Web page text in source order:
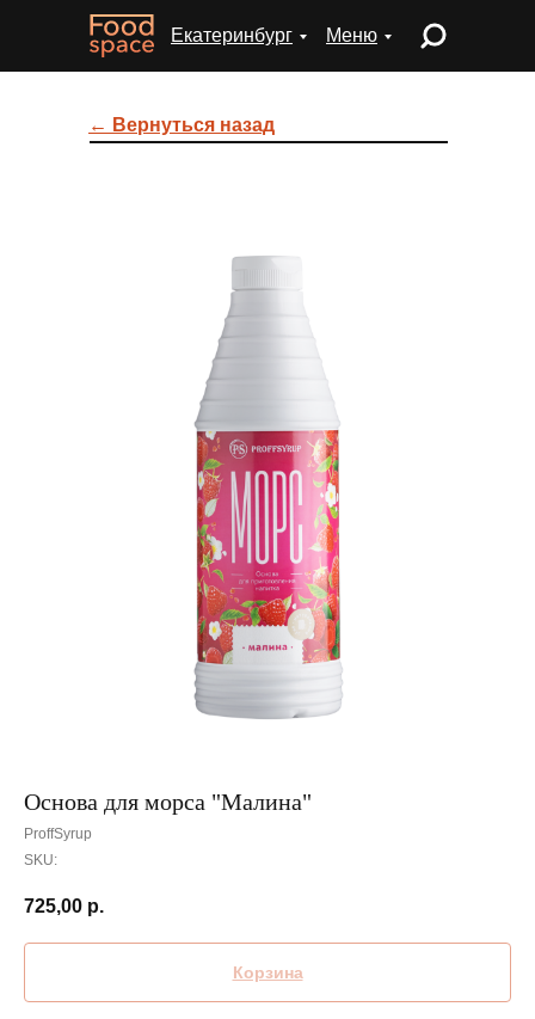
← Вернуться назад
Меню
Екатеринбург
Основа для морса "Малина"
ProffSyrup
SKU:
725,00 р.
Корзина